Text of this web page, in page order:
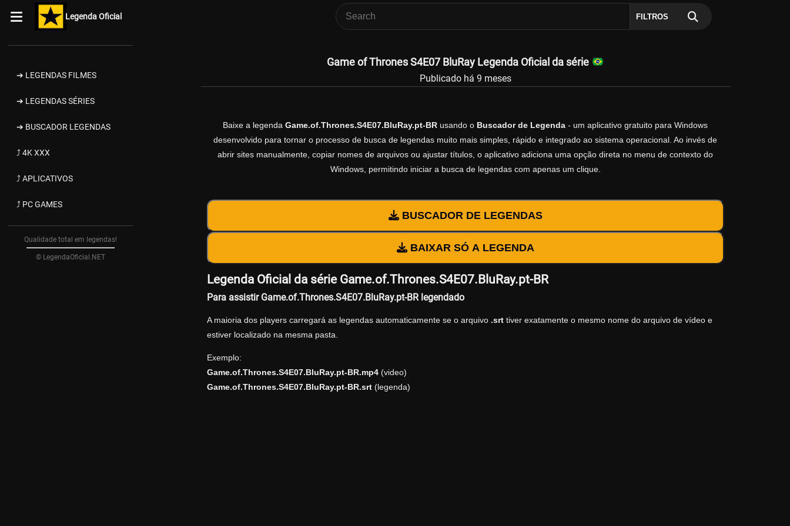
Legenda Oficial FILTROS
➔ LEGENDAS FILMES
➔ LEGENDAS SÉRIES
➔ BUSCADOR LEGENDAS
⤴ 4K XXX
⤴ APLICATIVOS
⤴ PC GAMES
Qualidade total em legendas!
© LegendaOficial.NET
Game of Thrones S4E07 BluRay Legenda Oficial da série
Publicado há 9 meses
Baixe a legenda Game.of.Thrones.S4E07.BluRay.pt-BR usando o Buscador de Legenda - um aplicativo gratuito para Windows
desenvolvido para tornar o processo de busca de legendas muito mais simples, rápido e integrado ao sistema operacional. Ao invés de
abrir sites manualmente, copiar nomes de arquivos ou ajustar títulos, o aplicativo adiciona uma opção direta no menu de contexto do
Windows, permitindo iniciar a busca de legendas com apenas um clique.
BUSCADOR DE LEGENDAS
BAIXAR SÓ A LEGENDA
Legenda Oficial da série Game.of.Thrones.S4E07.BluRay.pt-BR
Para assistir Game.of.Thrones.S4E07.BluRay.pt-BR legendado
A maioria dos players carregará as legendas automaticamente se o arquivo .srttiver exatamente o mesmo nome do arquivo de vídeo e
estiver localizado na mesma pasta.
Exemplo:
Game.of.Thrones.S4E07.BluRay.pt-BR.mp4(video)
Game.of.Thrones.S4E07.BluRay.pt-BR.srt(legenda)